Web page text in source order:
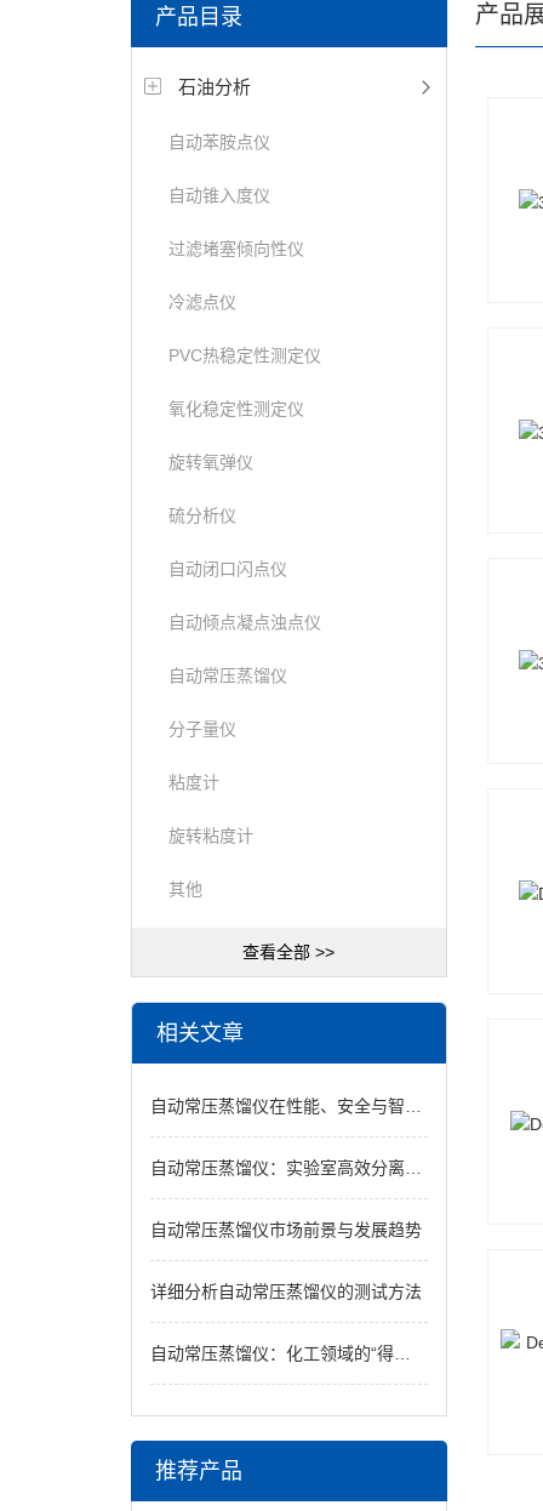
产品目录
石油分析
自动苯胺点仪
自动锥入度仪
过滤堵塞倾向性仪
冷滤点仪
PVC热稳定性测定仪
氧化稳定性测定仪
旋转氧弹仪
硫分析仪
自动闭口闪点仪
自动倾点凝点浊点仪
自动常压蒸馏仪
分子量仪
粘度计
旋转粘度计
其他
查看全部 >>
相关文章
自动常压蒸馏仪在性能、安全与智能化方面实现了质的飞跃
自动常压蒸馏仪：实验室高效分离的智能核心设备
自动常压蒸馏仪市场前景与发展趋势
详细分析自动常压蒸馏仪的测试方法
自动常压蒸馏仪：化工领域的“得力助手”
推荐产品
产品